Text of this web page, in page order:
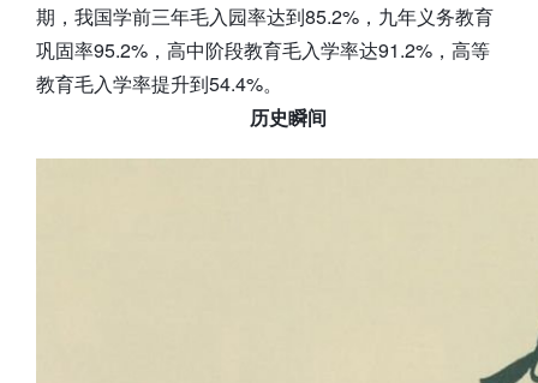
期，我国学前三年毛入园率达到85.2%，九年义务教育
巩固率95.2%，高中阶段教育毛入学率达91.2%，高等
教育毛入学率提升到54.4%。
历史瞬间